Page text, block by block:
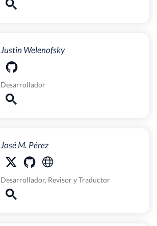
Justin Welenofsky
Desarrollador
José M. Pérez
Desarrollador, RevisoryTraductor